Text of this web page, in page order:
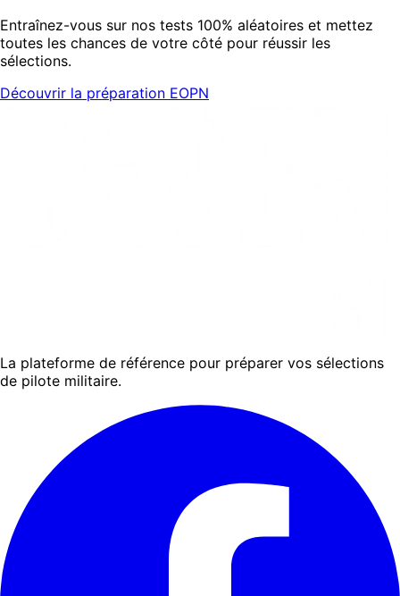
Entraînez-vous sur nos tests 100% aléatoires et mettez
toutes les chances de votre côté pour réussir les
sélections.
Découvrir la préparation EOPN
La plateforme de référence pour préparer vos sélections
de pilote militaire.